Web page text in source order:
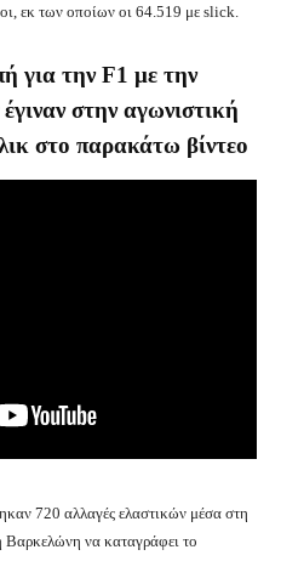
εκ των οποίων οι 64.519 με slick.
για την F1 με την
στην αγωνιστική
στο παρακάτω βίντεο
720 αλλαγές ελαστικών μέσα στη
Βαρκελώνη να καταγράφει το